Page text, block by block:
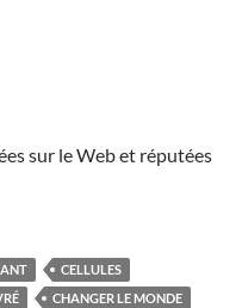
sur le Web et réputées
CELLULES
CHANGER LE MONDE